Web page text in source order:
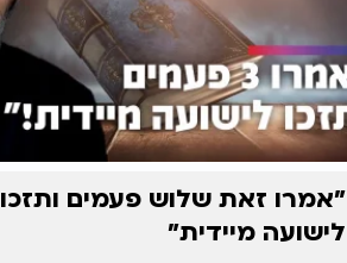
״אמרו זאת שלוש פעמים ותזכו
לישועה מיידית״